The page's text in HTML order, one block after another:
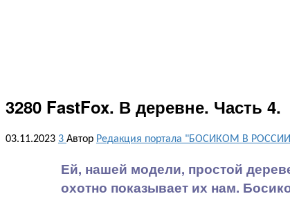
3280 FastFox. В деревне. Часть 4.
03.11.2023 3 Автор Редакция портала "БОСИКОМ В
Ей, нашей модели, простой
охотно показывает их нам.